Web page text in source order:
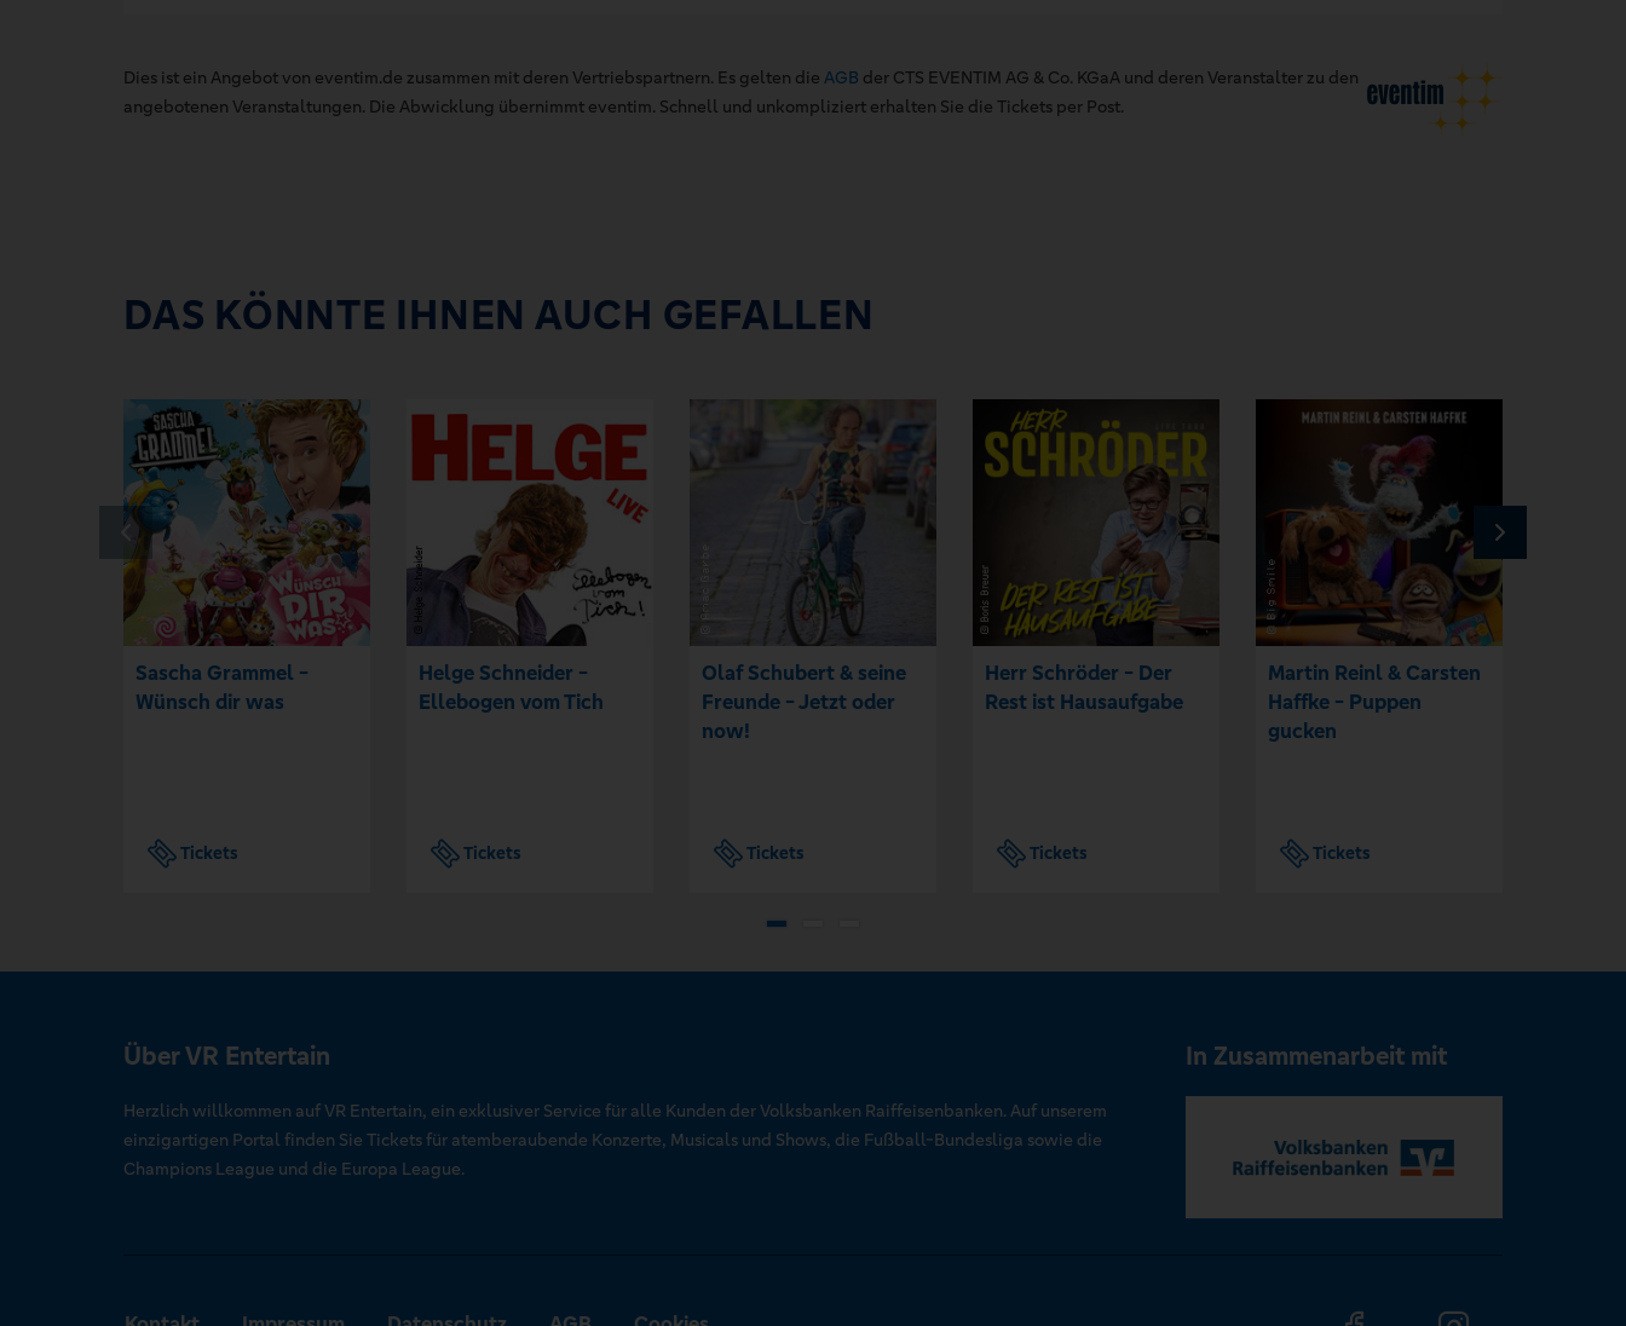
Dies ist ein Angebot von eventim.de zusammen mit deren Vertriebspartnern. Es gelten die AGB der CTS EVENTIM AG & Co. KGaA und deren Veranstalter zu den
angebotenen Veranstaltungen. Die Abwicklung übernimmt eventim. Schnell und unkompliziert erhalten Sie die Tickets per Post.
DAS KÖNNTE IHNEN AUCH GEFALLEN
Sascha Grammel -
Wünsch dir was
Tickets
Helge Schneider -
Ellebogen vom Tich
Tickets
Olaf Schubert & seine
Freunde - Jetzt oder
now!
Tickets
Herr Schröder - Der
Rest ist Hausaufgabe
Tickets
Martin Reinl & Carsten
Haffke - Puppen
gucken
Tickets
Über VR Entertain
Herzlich willkommen auf VR Entertain, ein exklusiver Service für alle Kunden der Volksbanken Raiffeisenbanken. Auf unserem
einzigartigen Portal finden Sie Tickets für atemberaubende Konzerte, Musicals und Shows, die Fußball-Bundesliga sowie die
Champions League und die Europa League.
In Zusammenarbeit mit